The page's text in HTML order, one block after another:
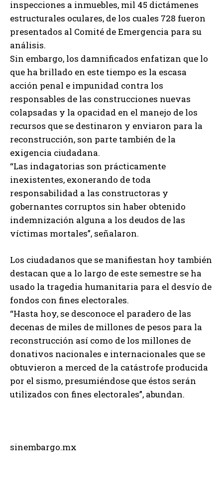
inspecciones a inmuebles, mil 45 dictámenes
estructurales oculares, de los cuales 728 fueron
presentados al Comité de Emergencia para su
análisis.
Sin embargo, los damnificados enfatizan que lo
que ha brillado en este tiempo es la escasa
acción penal e impunidad contra los
responsables de las construcciones nuevas
colapsadas y la opacidad en el manejo de los
recursos que se destinaron y enviaron para la
reconstrucción, son parte también de la
exigencia ciudadana.
“Las indagatorias son prácticamente
inexistentes, exonerando de toda
responsabilidad a las constructoras y
gobernantes corruptos sin haber obtenido
indemnización alguna a los deudos de las
víctimas mortales”, señalaron.
Los ciudadanos que se manifiestan hoy también
destacan que a lo largo de este semestre se ha
usado la tragedia humanitaria para el desvío de
fondos con fines electorales.
“Hasta hoy, se desconoce el paradero de las
decenas de miles de millones de pesos para la
reconstrucción así como de los millones de
donativos nacionales e internacionales que se
obtuvieron a merced de la catástrofe producida
por el sismo, presumiéndose que éstos serán
utilizados con fines electorales”, abundan.
sinembargo.mx